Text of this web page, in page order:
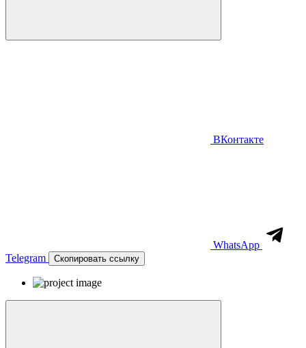
ВКонтакте
WhatsApp
Telegram
Скопировать ссылку